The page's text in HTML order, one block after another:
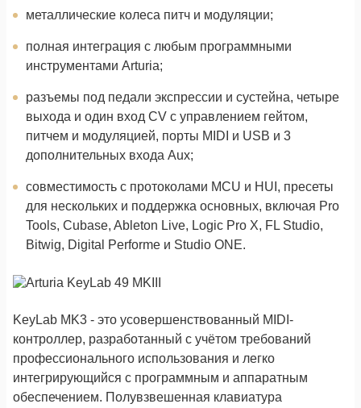
металлические колеса питч и модуляции;
полная интеграция с любым программными
инструментами Arturia;
разъемы под педали экспрессии и сустейна, четыре
выхода и один вход CV с управлением гейтом,
питчем и модуляцией, порты MIDI и USB и 3
дополнительных входа Aux;
совместимость с протоколами MCU и HUI, пресеты
для нескольких и поддержка основных, включая Pro
Tools, Cubase, Ableton Live, Logic Pro X, FL Studio,
Bitwig, Digital Performe и Studio ONE.
KeyLab MK3 - это усовершенствованный MIDI-
контроллер, разработанный с учётом требований
профессионального использования и легко
интегрирующийся с программным и аппаратным
обеспечением. Полувзвешенная клавиатура